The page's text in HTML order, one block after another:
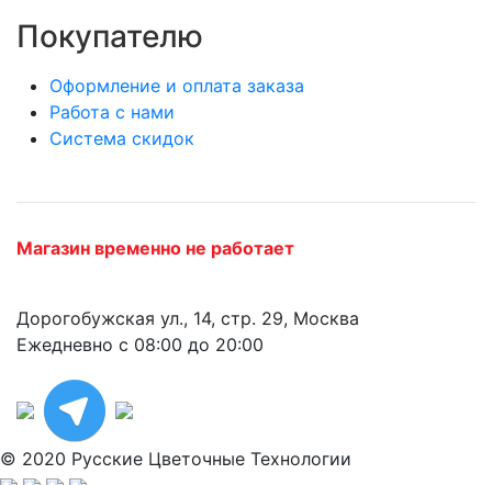
Покупателю
Оформление и оплата заказа
Работа с нами
Система скидок
Магазин временно не работает
Дорогобужская ул., 14, стр. 29, Москва
Ежедневно с 08:00 до 20:00
© 2020 Русские Цветочные Технологии